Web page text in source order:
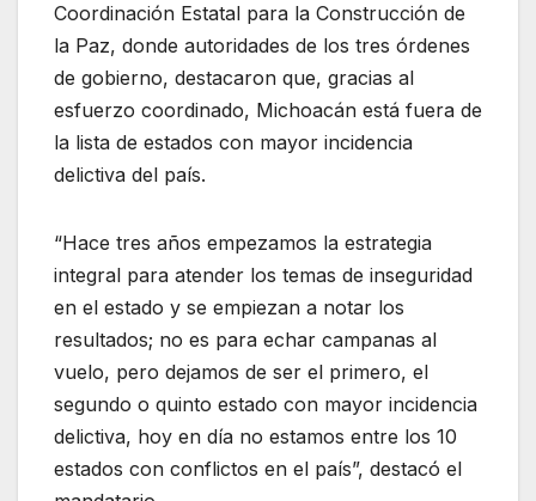
Coordinación Estatal para la Construcción de
la Paz, donde autoridades de los tres órdenes
de gobierno, destacaron que, gracias al
esfuerzo coordinado, Michoacán está fuera de
la lista de estados con mayor incidencia
delictiva del país.
“Hace tres años empezamos la estrategia
integral para atender los temas de inseguridad
en el estado y se empiezan a notar los
resultados; no es para echar campanas al
vuelo, pero dejamos de ser el primero, el
segundo o quinto estado con mayor incidencia
delictiva, hoy en día no estamos entre los 10
estados con conflictos en el país”, destacó el